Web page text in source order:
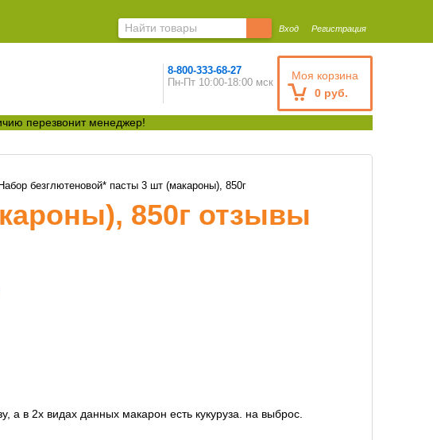
Вход Регистрация
Моя корзина
0 руб.
8-800-333-68-27
Пн-Пт 10:00-18:00 мск
перезвонит менеджер!
Набор безглютеновой* пасты 3 шт (макароны), 850г
850г отзывы
а в 2х видах данных макарон есть кукуруза. на выброс.